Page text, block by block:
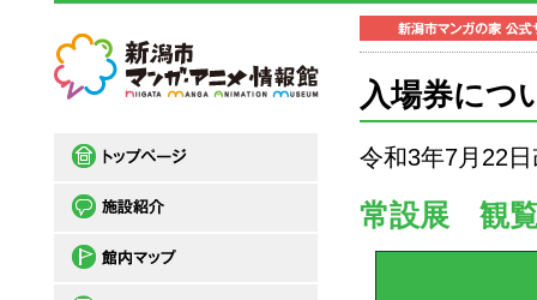
入場券につ
令和3年7月22
常設展 観